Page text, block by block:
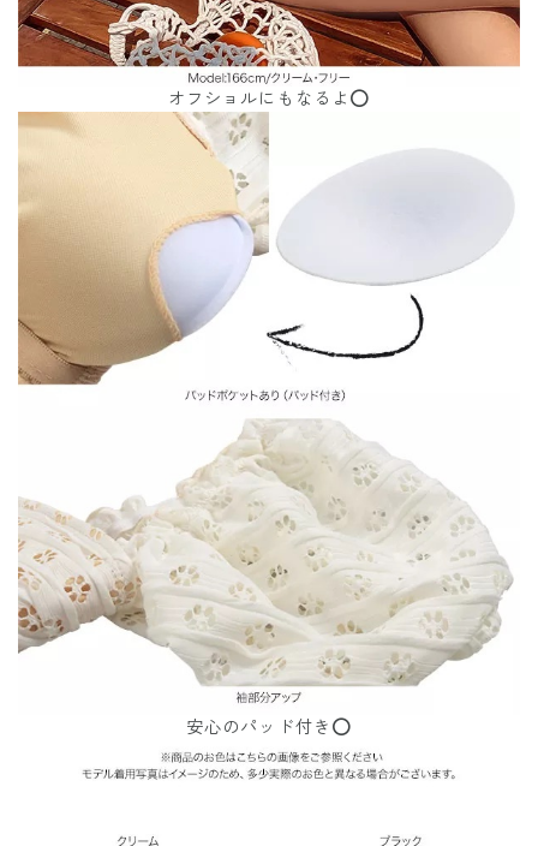
オフショルにもなるよ⭕️
安心のパッド付き⭕️